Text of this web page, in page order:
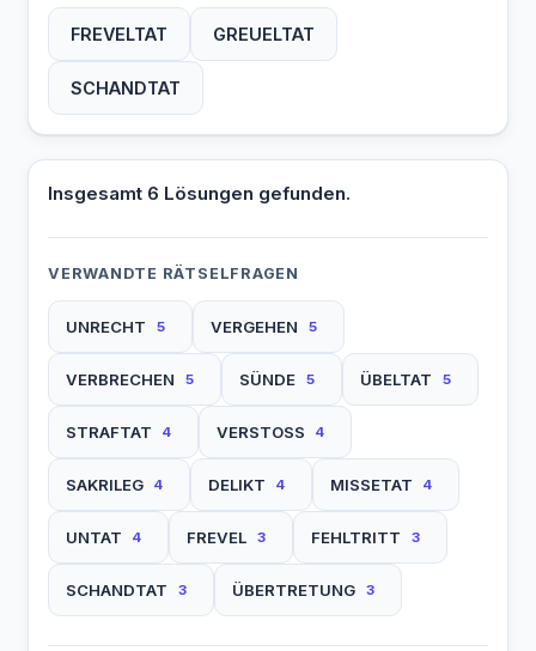
FREVELTAT GREUELTAT
SCHANDTAT
Insgesamt 6 Lösungen gefunden.
VERWANDTE RÄTSELFRAGEN
UNRECHT 5 VERGEHEN 5
VERBRECHEN 5 SÜNDE 5 ÜBELTAT 5
STRAFTAT 4 VERSTOSS 4
SAKRILEG 4 DELIKT 4 MISSETAT 4
UNTAT 4 FREVEL 3 FEHLTRITT 3
SCHANDTAT 3 ÜBERTRETUNG 3